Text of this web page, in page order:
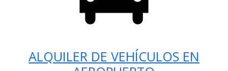
ALQUILER DE VEHÍCULOS EN